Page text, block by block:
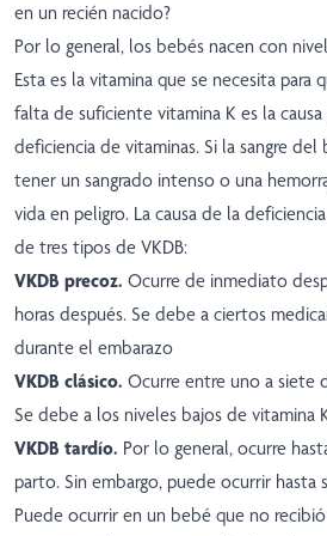
en un recién nacido?
Por lo general, los bebés nacen con
Esta es la vitamina que se necesita para
falta de suficiente vitamina K es la
deficiencia de vitaminas. Si la sangre
tener un sangrado intenso o una
vida en peligro. La causa de la
de tres tipos de VKDB:
VKDB precoz. Ocurre de inmediato
horas después. Se debe a ciertos
durante el embarazo
VKDB clásico. Ocurre entre uno a siete
Se debe a los niveles bajos de vitamina
VKDB tardío. Por lo general, ocurre
parto. Sin embargo, puede ocurrir hasta
Puede ocurrir en un bebé que no